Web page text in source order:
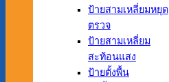
ป้ายสามเหลี่ยมหยุด
ตรวจ
ป้ายสามเหลี่ยม
สะท้อนแสง
ป้ายตั้งพื้น